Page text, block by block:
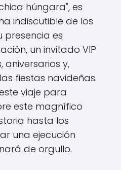
húngara", es
indiscutible de los
presencia es
un invitado VIP
aniversarios y,
fiestas navideñas.
viaje para
este magnífico
hasta los
una ejecución
de orgullo.